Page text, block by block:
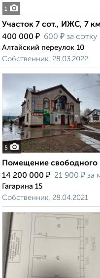
1
Участок 7 сот., ИЖС, 7
400 000 ₽ 600 ₽ за сотку
Алтайский переулок 10
Собственник, 28.03.2022
5
Помещение свободного
14 200 000 ₽ 21 900 ₽ за
Гагарина 15
Собственник, 28.04.2021